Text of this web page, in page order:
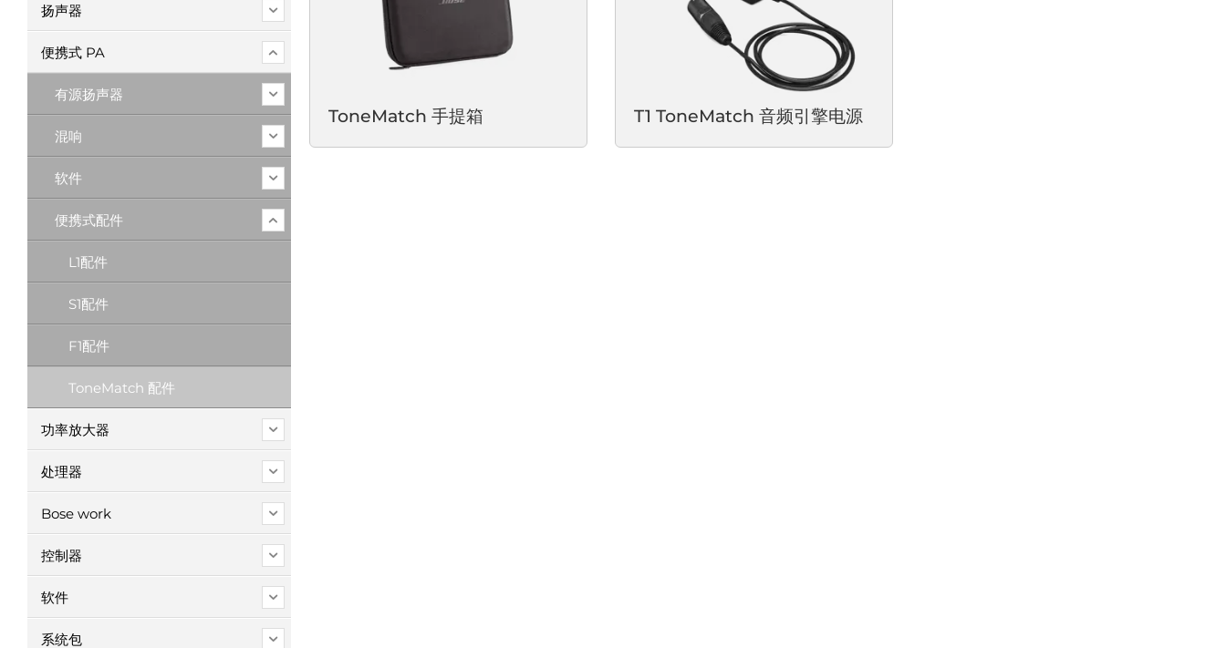
扬声器
便携式 PA
有源扬声器
混响
软件
便携式配件
L1配件
S1配件
F1配件
ToneMatch 配件
功率放大器
处理器
Bose work
控制器
软件
系统包
ToneMatch 手提箱 T1 ToneMatch 音频引擎电源